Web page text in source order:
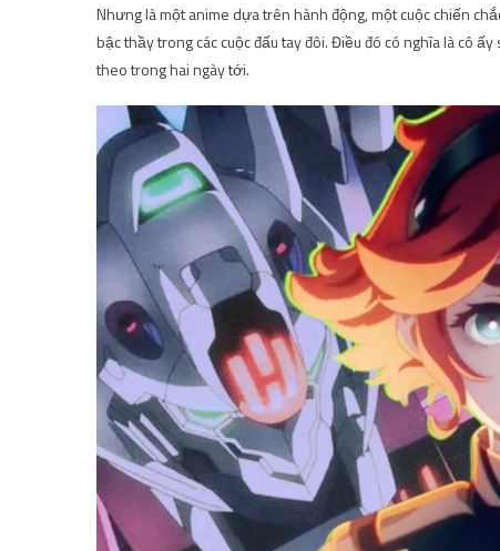
Nhưng là một anime dựa trên hành động, một cuộc chiến
bậc thầy trong các cuộc đấu tay đôi. Điều đó có nghĩa là cô
theo trong hai ngày tới.